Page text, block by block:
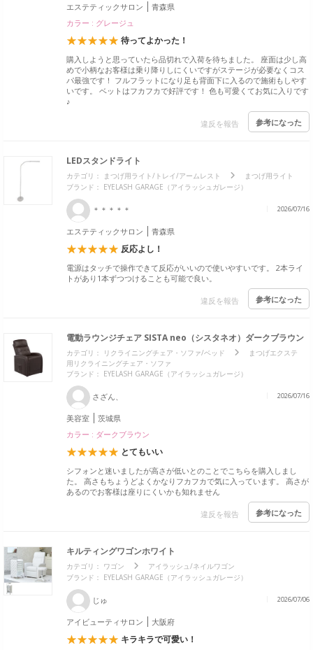
エステティックサロン
青森県
カラー : グレージュ
待ってよかった！
購入しようと思っていたら品切れで入荷を待ちました。 座面は少し高
めで小柄なお客様は乗り降りしにくいですがステージが必要なくコス
パ最強です！ フルフラットになり足も背面下に入るので施術もしやす
いです。 ベットはフカフカで好評です！ 色も可愛くてお気に入りです
♪
違反を報告 参考になった
LEDスタンドライト
カテゴリ： まつげ用ライト/トレイ/アームレスト
まつげ用ライト
ブランド： EYELASH GARAGE（アイラッシュガレージ）
＊＊＊＊＊ 2026/07/16
エステティックサロン 青森県
反応よし！
電源はタッチで操作できて反応がいいので使いやすいです。 2本ライ
トがあり1本ずつつけることも可能で良い。
違反を報告 参考になった
電動ラウンジチェア SISTA neo（シスタネオ）ダークブラウン
カテゴリ： リクライニングチェア・ソファ/ベッド
まつげエクステ
用リクライニングチェア・ソファ
ブランド： EYELASH GARAGE（アイラッシュガレージ）
さざん、 2026/07/16
美容室
茨城県
カラー : ダークブラウン
とてもいい
シフォンと迷いましたが高さが低いとのことでこちらを購入しまし
た。 高さもちょうどよくかなりフカフカで気に入っています。 高さが
あるのでお客様は座りにくいかも知れません
違反を報告 参考になった
キルティングワゴンホワイト
カテゴリ： ワゴン
アイラッシュ/ネイルワゴン
ブランド： EYELASH GARAGE（アイラッシュガレージ）
じゅ 2026/07/06
アイビューティサロン 大阪府
キラキラで可愛い！